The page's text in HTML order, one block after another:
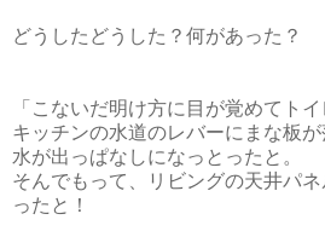
どうしたどうした？何があった？
「こないだ明け方に目が覚めてト
キッチンの水道のレバーにまな板が
水が出っぱなしになっとったと。
そんでもって、リビングの天井パ
ったと！